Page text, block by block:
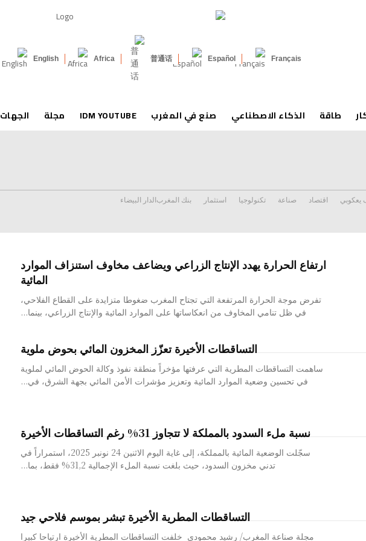
Français
Español
普通话
Africa
English
طاقة الذكاء الاصطناعي صنع في المغرب IDM YOUTUBE مجلة الجهات
يعكوبي اقتصاد صناعة تكنولوجيا استثمار بنك المغربالدار البيضاء
ارتفاع الحرارة يهدد الإنتاج الزراعي ويضاعف مخاوف استنزاف الموارد
المائية
تفرض موجة الحرارة المرتفعة التي تجتاح المغرب ضغوطا متزايدة على القطاع الفلاحي،
في ظل تنامي المخاوف من انعكاساتها على الموارد المائية والإنتاج الزراعي، بينما...
التساقطات الأخيرة تعزّز المخزون المائي بحوض ملوية
ساهمت التساقطات المطرية التي عرفتها مؤخراً منطقة نفوذ وكالة الحوض المائي لملوية
في تحسين وضعية الموارد المائية وتعزيز مؤشرات الأمن المائي بجهة الشرق، في...
نسبة ملء السدود بالمملكة لا تتجاوز 31% رغم التساقطات الأخيرة
سجّلت الوضعية المائية بالمملكة، إلى غاية اليوم الاثنين 24 نونبر 2025، استمراراً في
تدني مخزون السدود، حيث بلغت نسبة الملء الإجمالية 31,2% فقط، بما...
التساقطات المطرية الأخيرة تبشر بموسم فلاحي جيد
مجلة صناعة المغرب/ رشيد محمودي خلفت التساقطات المطرية الأخيرة ارتياحا كبيرا